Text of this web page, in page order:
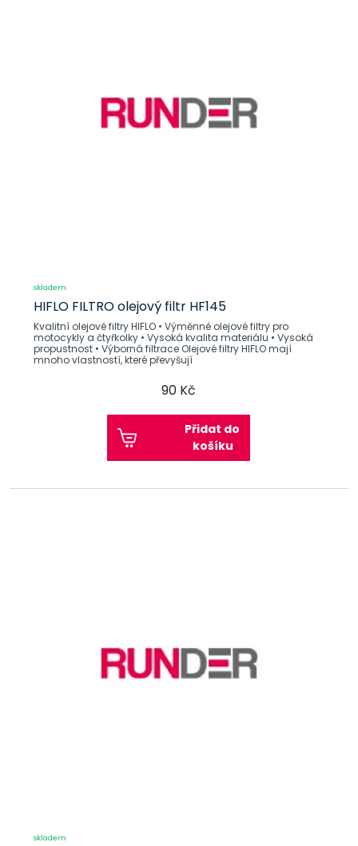
skladem
HIFLO FILTRO olejový filtr HF145
Kvalitní olejové filtry HIFLO • Výměnné olejové filtry pro
motocykly a čtyřkolky • Vysoká kvalita materiálu • Vysoká
propustnost • Výborná filtrace Olejové filtry HIFLO mají
mnoho vlastností, které převyšují
90 Kč
Přidat do
košíku
skladem